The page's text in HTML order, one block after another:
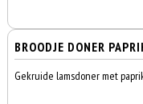
BROODJE DONER
Gekruide lamsdoner met